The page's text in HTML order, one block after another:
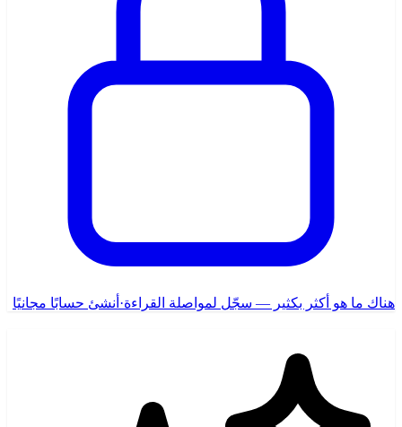
هناك ما هو أكثر بكثير — سجّل لمواصلة القراءة· أنشئ حسابًا مجانيًا